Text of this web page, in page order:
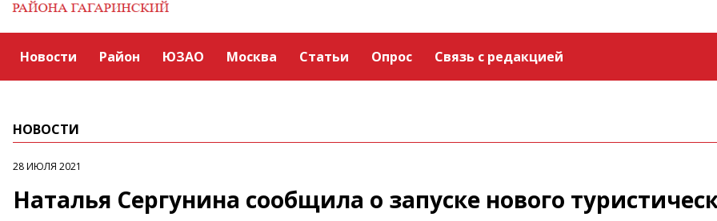
Новости Район ЮЗАО Москва Статьи Опрос Связь с редакцией
НОВОСТИ
28 ИЮЛЯ 2021
Наталья Сергунина сообщила о запуске нового